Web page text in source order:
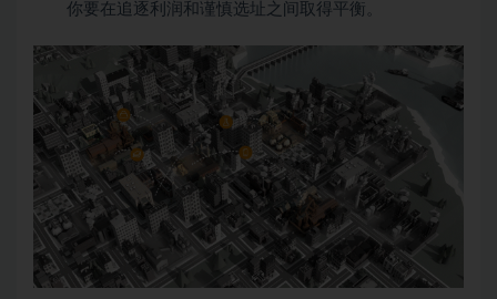
你要在追逐利润和谨慎选址之间取得平衡。